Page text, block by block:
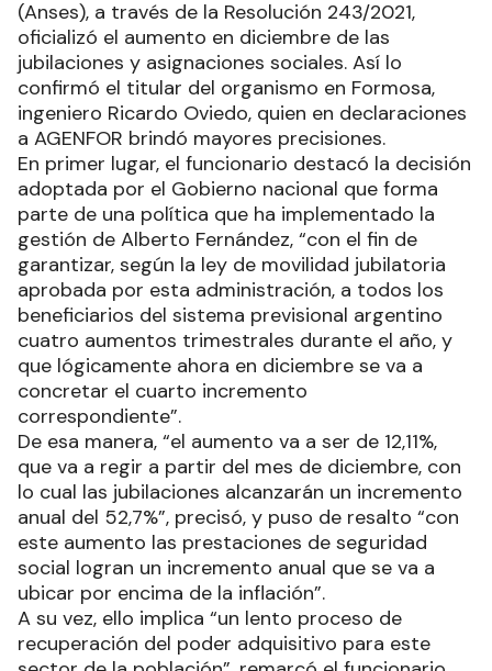
(Anses), a través de la Resolución 243/2021,
oficializó el aumento en diciembre de las
jubilaciones y asignaciones sociales. Así lo
confirmó el titular del organismo en Formosa,
ingeniero Ricardo Oviedo, quien en declaraciones
a AGENFOR brindó mayores precisiones.
En primer lugar, el funcionario destacó la decisión
adoptada por el Gobierno nacional que forma
parte de una política que ha implementado la
gestión de Alberto Fernández, “con el fin de
garantizar, según la ley de movilidad jubilatoria
aprobada por esta administración, a todos los
beneficiarios del sistema previsional argentino
cuatro aumentos trimestrales durante el año, y
que lógicamente ahora en diciembre se va a
concretar el cuarto incremento
correspondiente”.
De esa manera, “el aumento va a ser de 12,11%,
que va a regir a partir del mes de diciembre, con
lo cual las jubilaciones alcanzarán un incremento
anual del 52,7%”, precisó, y puso de resalto “con
este aumento las prestaciones de seguridad
social logran un incremento anual que se va a
ubicar por encima de la inflación”.
A su vez, ello implica “un lento proceso de
recuperación del poder adquisitivo para este